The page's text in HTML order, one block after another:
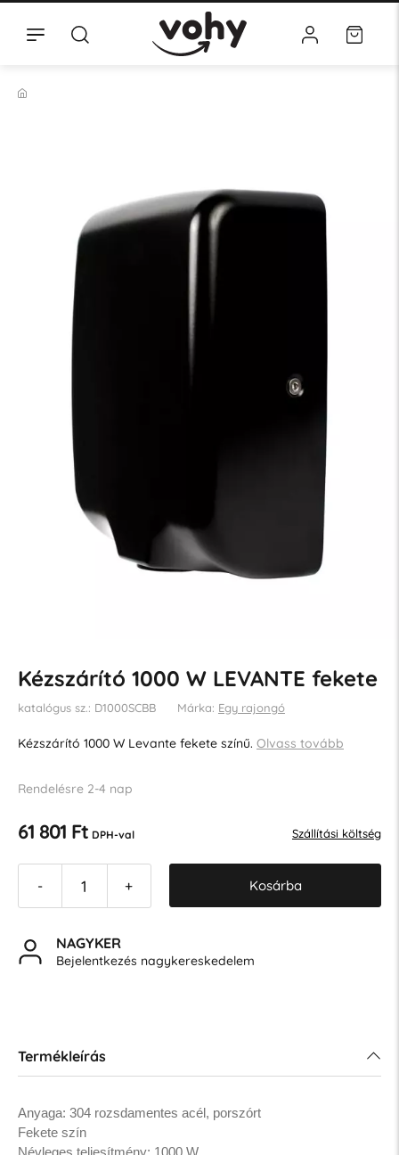
Kézszárító 1000 W LEVANTE fekete
katalógus sz.: D1000SCBB Márka: Egy rajongó
Kézszárító 1000 W Levante fekete színű. Olvass tovább
Rendelésre 2-4 nap
61 801 Ft DPH-val Szállítási költség
- + Kosárba
NAGYKER
Bejelentkezés nagykereskedelem
Termékleírás
Anyaga: 304 rozsdamentes acél, porszórt
Fekete szín
Névleges teljesítmény: 1000 W